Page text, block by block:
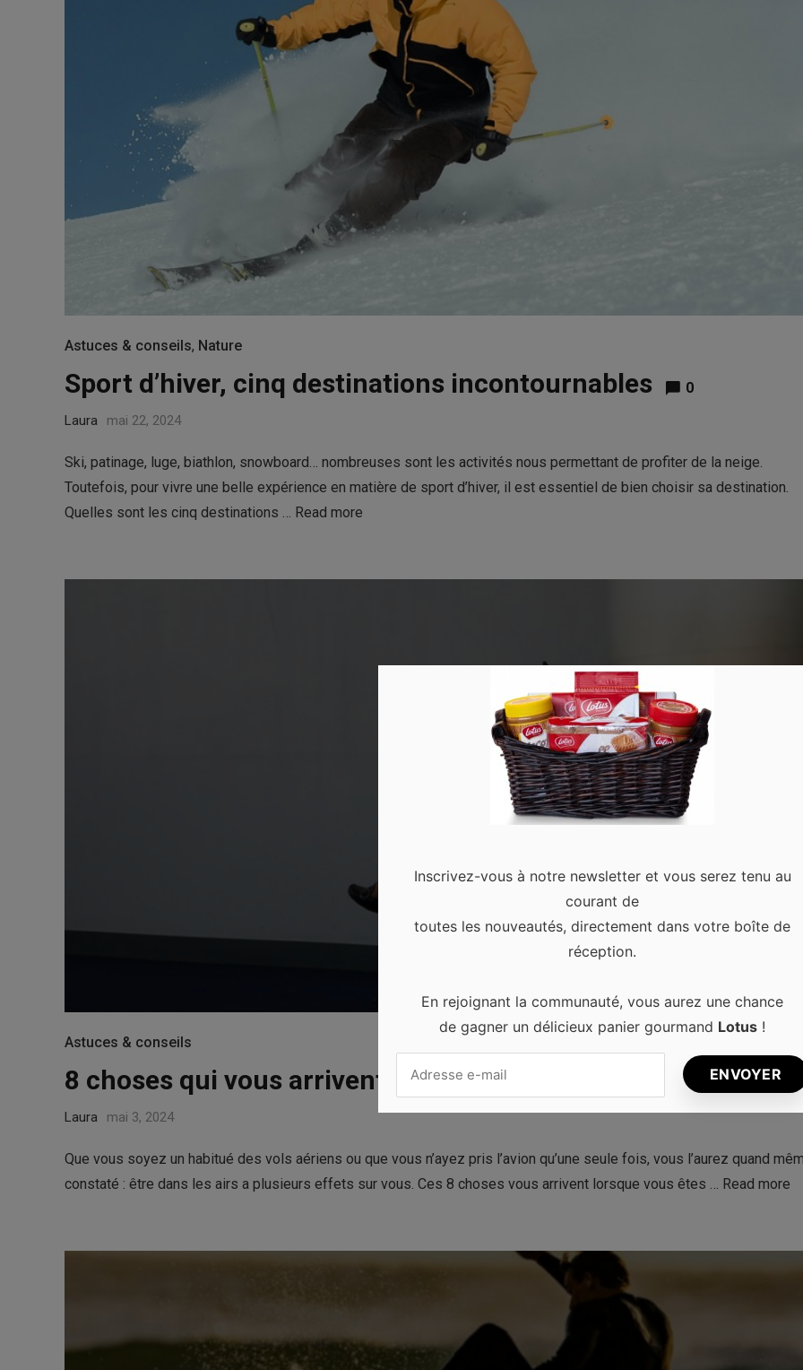
Astuces & conseils, Nature
Sport d’hiver, cinq destinations incontournables 0
Laura mai 22, 2024
Ski, patinage, luge, biathlon, snowboard… nombreuses sont les activités nous permettant de profiter de la neige.
Toutefois, pour vivre une belle expérience en matière de sport d’hiver, il est essentiel de bien choisir sa destination.
Quelles sont les cinq destinations … Read more
Astuces & conseils
8 choses qui vous arrivent en prenant l’avion
Laura mai 3, 2024
Que vous soyez un habitué des vols aériens ou que vous n’ayez pris l’avion qu’une seule fois, vous l’aurez quand
constaté : être dans les airs a plusieurs effets sur vous. Ces 8 choses vous arrivent lorsque vous êtes … Read more
Inscrivez-vous à notre newsletter et vous serez tenu au
courant de
toutes les nouveautés, directement dans votre boîte de
réception.
En rejoignant la communauté, vous aurez une chance
de gagner un délicieux panier gourmand Lotus !